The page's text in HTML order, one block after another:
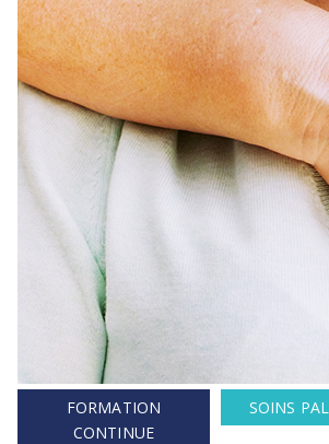
FORMATION
CONTINUE
SOINS